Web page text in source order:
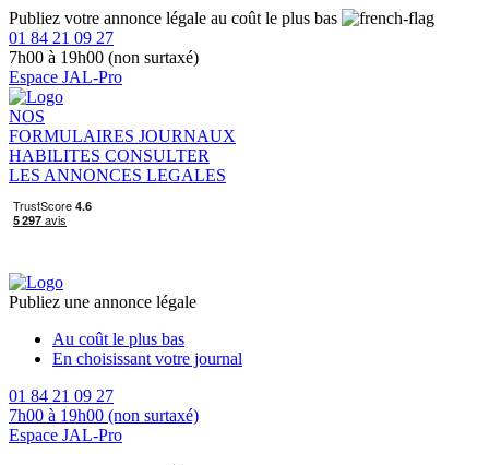
Publiez votre annonce légale au coût le plus bas
01 84 21 09 27
7h00 à 19h00 (non surtaxé)
Espace JAL-Pro
NOS
FORMULAIRES JOURNAUX
HABILITES CONSULTER
LES ANNONCES LEGALES
Publiez une annonce légale
Au coût le plus bas
En choisissant votre journal
01 84 21 09 27
7h00 à 19h00 (non surtaxé)
Espace JAL-Pro